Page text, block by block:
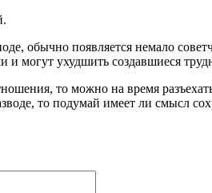
обычно появляется немало
могут ухудшить создавшиеся
то можно на время
то подумай имеет ли смысл